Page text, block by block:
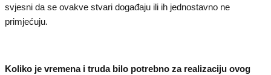
svjesni da se ovakve stvari događaju ili ih jednostavno ne
primjećuju.
Koliko je vremena i truda bilo potrebno za realizaciju ovog